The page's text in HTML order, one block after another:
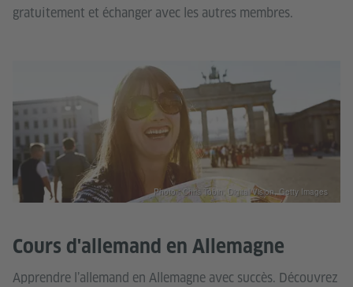
gratuitement et échanger avec les autres membres.
Cours d'allemand en Allemagne
Apprendre l’allemand en Allemagne avec succès. Découvrez
Photo : Chris Tobin, Digital Vision, Getty Images